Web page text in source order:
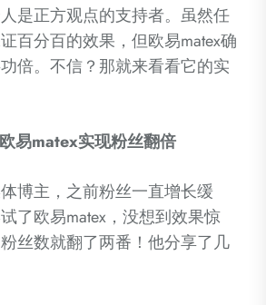
人是正方观点的支持者。虽然任
百分百的效果，但欧易matex确
倍。不信？那就来看看它的实
易matex实现粉丝翻倍
博主，之前粉丝一直增长缓
了欧易matex，没想到效果惊
丝数就翻了两番！他分享了几